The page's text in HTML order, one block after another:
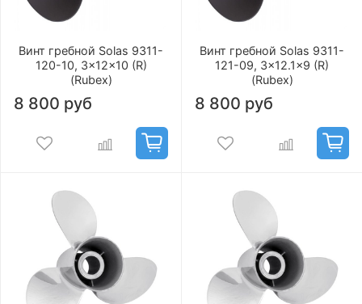
Винт гребной Solas 9311-
120-10, 3x12x10 (R)
(Rubex)
8 800 руб
Винт гребной Solas 9311-
121-09, 3x12.1x9 (R)
(Rubex)
8 800 руб